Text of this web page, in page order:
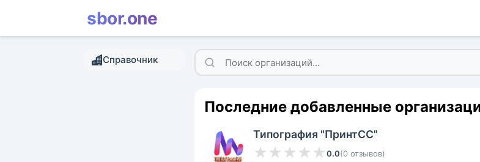
sbor.one
Справочник
Последние добавленные
Типография "ПринтСС"
★ ★ ★ ★ ★ 0.0(0 отзывов)